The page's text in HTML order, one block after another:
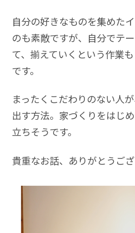
自分の好きなものを集めた
のも素敵ですが、自分でテ
て、揃えていくという作業
です。
まったくこだわりのない人
出す方法。家づくりをはじ
立ちそうです。
貴重なお話、ありがとうござ